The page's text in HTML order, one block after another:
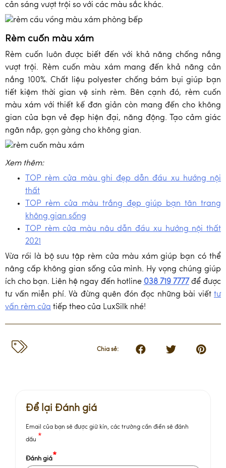
cản sáng vượt trội so với các màu sắc khác.
Rèm cuốn màu xám
Rèm cuốn luôn được biết đến với khả năng chống nắng
vượt trội. Rèm cuốn màu xám mang đến khả năng cản
nắng 100%. Chất liệu polyester chống bám bụi giúp bạn
tiết kiệm thời gian vệ sinh rèm. Bên cạnh đó, rèm cuốn
màu xám với thiết kế đơn giản còn mang đến cho không
gian của bạn vẻ đẹp hiện đại, năng động. Tạo cảm giác
ngăn nắp, gọn gàng cho không gian.
Xem thêm:
TOP rèm cửa màu ghi đẹp dẫn đầu xu hướng nội
thất
TOP rèm cửa màu trắng đẹp giúp bạn tân trang
không gian sống
TOP rèm cửa màu nâu dẫn đầu xu hướng nội thất
2021
Vừa rồi là bộ sưu tập rèm cửa màu xám giúp bạn có thể
nâng cấp không gian sống của mình. Hy vọng chúng giúp
ích cho bạn. Liên hệ ngay đến hotline 038 719 7777 để được
tư vấn miễn phí. Và đừng quên đón đọc những bài viết tư
vấn rèm cửa tiếp theo của LuxSilk nhé!
Chia sẻ:
Để lại Đánh giá
Email của bạn sẽ được giữ kín, các trường cần điền sẽ đánh
dấu *
Đánh giá*